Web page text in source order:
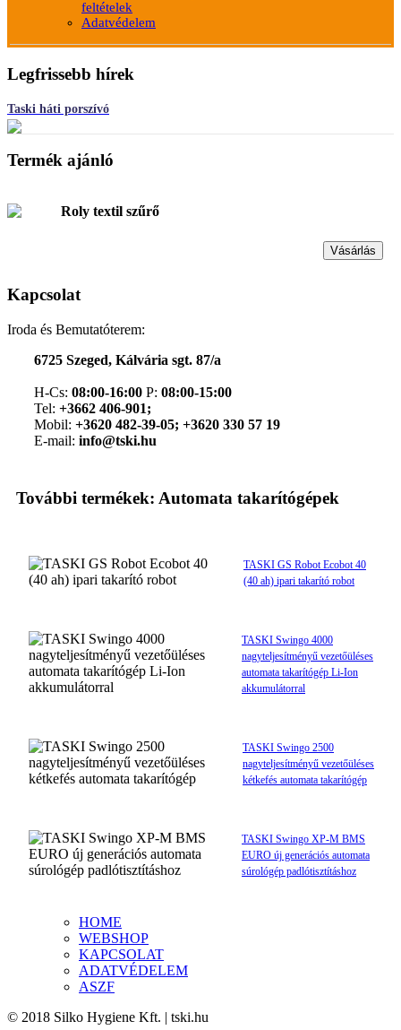
feltételek
Adatvédelem
Legfrissebb hírek
Taski háti porszívó
Termék ajánló
Roly textil szűrő
Vásárlás
Kapcsolat
Iroda és Bemutatóterem:
6725 Szeged, Kálvária sgt. 87/a
H-Cs: 08:00-16:00 P: 08:00-15:00
Tel: +3662 406-901;
Mobil: +3620 482-39-05; +3620 330 57 19
E-mail: info@tski.hu
További termékek: Automata takarítógépek
TASKI GS Robot Ecobot 40
(40 ah) ipari takarító robot
TASKI Swingo 4000
nagyteljesítményű vezetőüléses
automata takarítógép Li-Ion
akkumulátorral
TASKI Swingo 2500
nagyteljesítményű vezetőüléses
kétkefés automata takarítógép
TASKI Swingo XP-M BMS
EURO új generációs automata
súrológép padlótisztításhoz
HOME
WEBSHOP
KAPCSOLAT
ADATVÉDELEM
ASZF
© 2018 Silko Hygiene Kft. | tski.hu